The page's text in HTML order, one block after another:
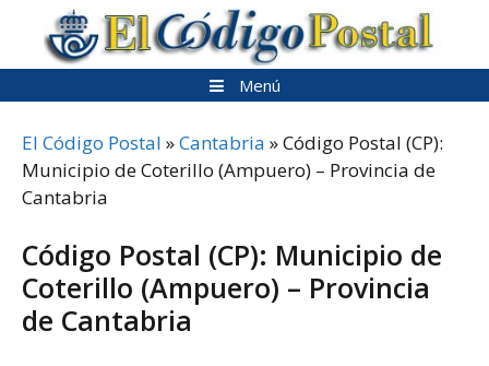
contenido
Menú
El Código Postal »Cantabria »Código Postal (CP):
Municipio de Coterillo (Ampuero) – Provincia de
Cantabria
Código Postal (CP): Municipio de
Coterillo (Ampuero) – Provincia
de Cantabria